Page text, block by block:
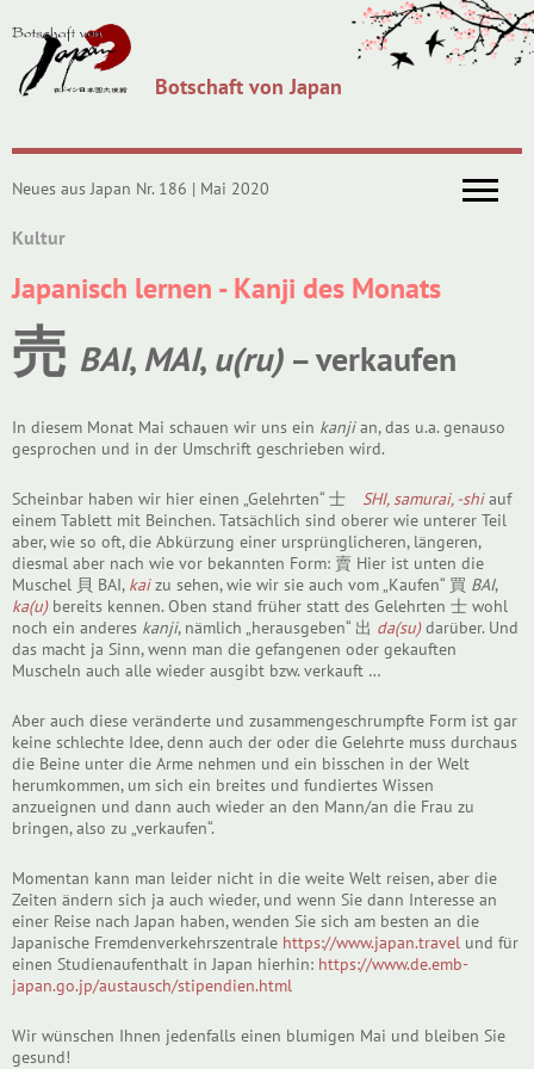
Botschaft von Japan
Neues aus Japan Nr. 186 | Mai 2020
Kultur
Japanisch lernen - Kanji des Monats
売 BAI,MAI, u(ru)– verkaufen
In diesem Monat Mai schauen wir uns ein kanjian, das u.a. genauso
gesprochen und in der Umschrift geschrieben wird.
Scheinbar haben wir hier einen „Gelehrten“ 士 SHI, samurai, -shiauf
einem Tablett mit Beinchen. Tatsächlich sind oberer wie unterer Teil
aber, wie so oft, die Abkürzung einer ursprünglicheren, längeren,
diesmal aber nach wie vor bekannten Form: 賣 Hier ist unten die
Muschel 貝 BAI, kaizu sehen, wie wir sie auch vom „Kaufen“ 買 BAI,
ka(u)bereits kennen. Oben stand früher statt des Gelehrten 士 wohl
noch ein anderes kanji, nämlich „herausgeben“ 出 da(su)darüber. Und
das macht ja Sinn, wenn man die gefangenen oder gekauften
Muscheln auch alle wieder ausgibt bzw. verkauft …
Aber auch diese veränderte und zusammengeschrumpfte Form ist gar
keine schlechte Idee, denn auch der oder die Gelehrte muss durchaus
die Beine unter die Arme nehmen und ein bisschen in der Welt
herumkommen, um sich ein breites und fundiertes Wissen
anzueignen und dann auch wieder an den Mann/an die Frau zu
bringen, also zu „verkaufen“.
Momentan kann man leider nicht in die weite Welt reisen, aber die
Zeiten ändern sich ja auch wieder, und wenn Sie dann Interesse an
einer Reise nach Japan haben, wenden Sie sich am besten an die
Japanische Fremdenverkehrszentrale https://www.japan.travel und für
einen Studienaufenthalt in Japan hierhin: https://www.de.emb-
japan.go.jp/austausch/stipendien.html
Wir wünschen Ihnen jedenfalls einen blumigen Mai und bleiben Sie
gesund!